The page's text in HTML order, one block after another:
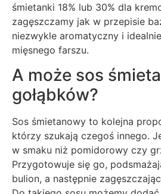
śmietanki 18% lub 30% dla
zagęszczamy jak w przepisie
niezwykle aromatyczny i
mięsnego farszu.
A może sos
gołąbków?
Sos śmietanowy to kolejna
którzy szukają czegoś innego.
w smaku niż pomidorowy czy
Przygotowuje się go,
bulion, a następnie